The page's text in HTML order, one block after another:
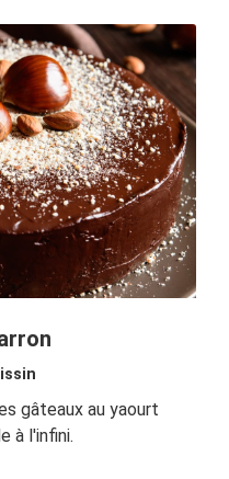
gâteaux au yaourt
à l'infini.